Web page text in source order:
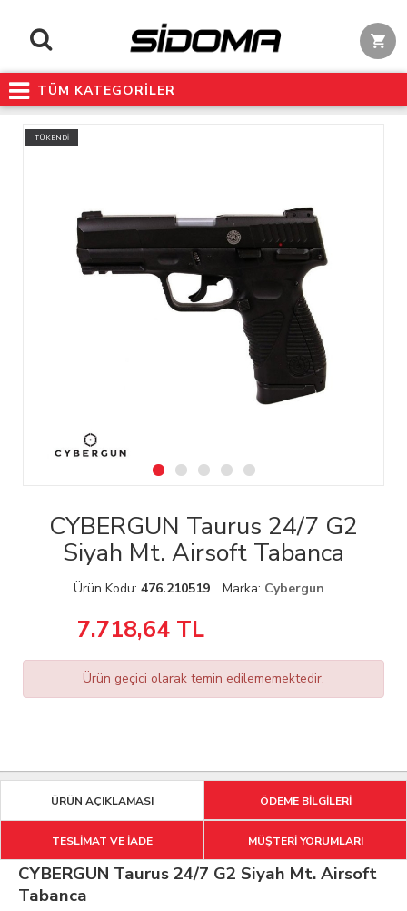
TÜM KATEGORİLER
TÜKENDİ
CYBERGUN Taurus 24/7 G2
Siyah Mt. Airsoft Tabanca
Ürün Kodu: 476.210519 Marka: Cybergun
7.718,64TL
Ürün geçici olarak temin edilememektedir.
ÜRÜN AÇIKLAMASI ÖDEME BİLGİLERİ
TESLİMAT VE İADE MÜŞTERİ YORUMLARI
CYBERGUN Taurus 24/7 G2 Siyah Mt. Airsoft
Tabanca